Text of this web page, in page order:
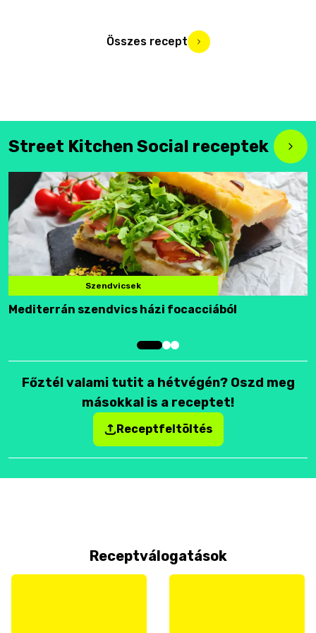
Összes recept
Street Kitchen Social receptek
Szendvicsek
Mediterrán szendvics házi focacciából
Főztél valami tutit a hétvégén? Oszd meg
másokkal is a receptet!
Receptfeltöltés
Receptválogatások